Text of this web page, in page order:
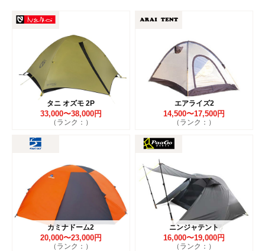
タニ オズモ 2P
33,000〜38,000円
（ランク：）
エアライズ2
14,500〜17,500円
（ランク：）
カミナドーム2
20,000〜23,000円
（ランク：）
ニンジャテント
16,000〜19,000円
（ランク：）